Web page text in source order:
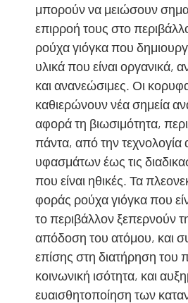
μπορούν να μειώσουν
επιρροή τους στο
ρούχα γιόγκα που
υλικά που είναι οργανικά,
και ανανεώσιμες. Οι
καθιερώνουν νέα σημεία
αφορά τη βιωσιμότητα,
πάντα, από την τεχνολογία
υφασμάτων έως τις
που είναι ηθικές. Τα
φοράς ρούχα γιόγκα που
το περιβάλλον ξεπερνούν
απόδοση του ατόμου, και
επίσης στη διατήρηση του
κοινωνική ισότητα, και
ευαισθητοποίηση των